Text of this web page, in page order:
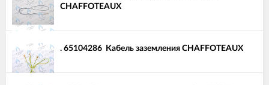
CHAFFOTEAUX
. 65104286 Кабель заземления CHAFFOTEAUX